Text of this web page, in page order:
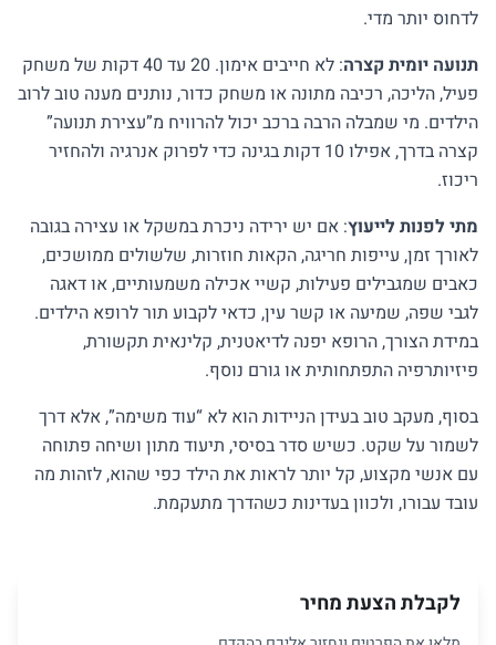
לדחוס יותר מדי.
תנועה יומית קצרה
: לא חייבים אימון. 20 עד 40 דקות של משחק
פעיל, הליכה, רכיבה מתונה או משחק כדור, נותנים מענה טוב לרוב
הילדים. מי שמבלה הרבה ברכב יכול להרוויח מ”עצירת תנועה”
קצרה בדרך, אפילו 10 דקות בגינה כדי לפרוק אנרגיה ולהחזיר
ריכוז.
מתי לפנות לייעוץ: אם יש ירידה ניכרת במשקל או עצירה בגובה
לאורך זמן, עייפות חריגה, הקאות חוזרות, שלשולים ממושכים,
כאבים שמגבילים פעילות, קשיי אכילה משמעותיים, או דאגה
לגבי שפה, שמיעה או קשר עין, כדאי לקבוע תור לרופא הילדים.
במידת הצורך, הרופא יפנה לדיאטנית, קלינאית תקשורת,
פיזיותרפיה התפתחותית או גורם נוסף.
בסוף, מעקב טוב בעידן הניידות הוא לא “עוד משימה”, אלא דרך
לשמור על שקט. כשיש סדר בסיסי, תיעוד מתון ושיחה פתוחה
עם אנשי מקצוע, קל יותר לראות את הילד כפי שהוא, לזהות מה
עובד עבורו, ולכוון בעדינות כשהדרך מתעקמת.
לקבלת הצעת מחיר